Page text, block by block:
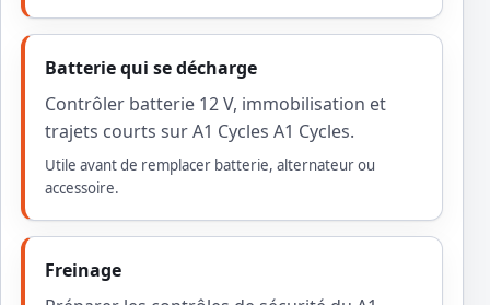
Batterie qui se décharge
Contrôler batterie 12 V, immobilisation et
trajets courts sur A1 Cycles A1 Cycles.
Utile avant de remplacer batterie, alternateur ou
accessoire.
Freinage